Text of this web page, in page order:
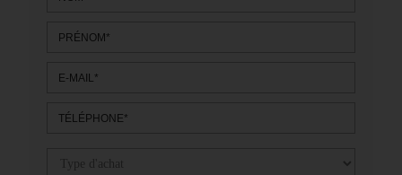
PRÉNOM*
E-MAIL*
TÉLÉPHONE*